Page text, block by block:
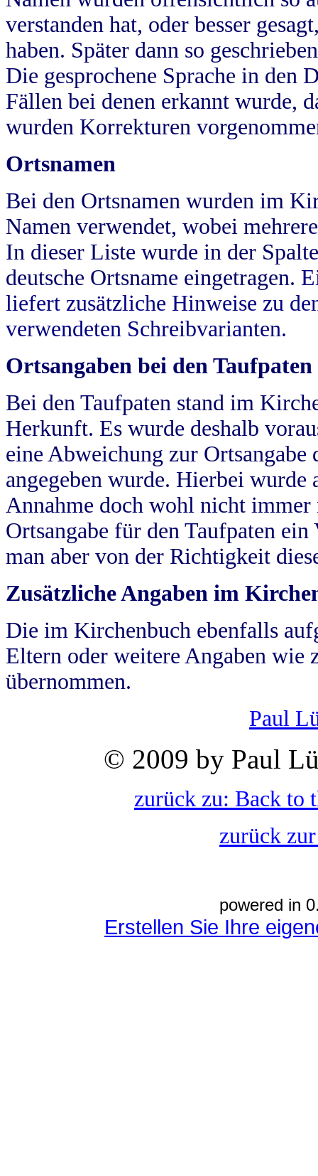
verstanden hat, oder besser
haben. Später dann so
Die gesprochene Sprache in
Fällen bei denen erkannt wurde,
wurden Korrekturen
Ortsnamen
Bei den Ortsnamen wurden im
Namen verwendet, wobei
In dieser Liste wurde in der
deutsche Ortsname eingetragen.
liefert zusätzliche Hinweise zu
verwendeten Schreibvarianten.
Ortsangaben bei den Taufpaten
Bei den Taufpaten stand im
Herkunft. Es wurde deshalb
eine Abweichung zur
angegeben wurde. Hierbei wurde
Annahme doch wohl nicht
Ortsangabe für den Taufpaten
man aber von der Richtigkeit
Zusätzliche Angaben im
Die im Kirchenbuch ebenfalls
Eltern oder weitere Angaben wie
übernommen.
Paul
© 2009 by Paul
zurück zu: Back to
zurück
powered in
Erstellen Sie Ihre